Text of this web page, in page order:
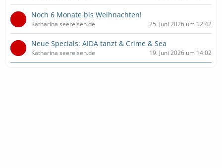
Noch 6 Monate bis Weihnachten!
Katharina seereisen.de 25. Juni 2026 um 12:42
Neue Specials: AIDA tanzt & Crime & Sea
Katharina seereisen.de 19. Juni 2026 um 14:02